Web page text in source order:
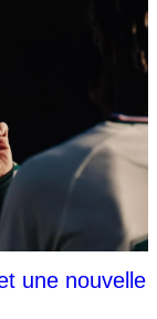
une nouvelle